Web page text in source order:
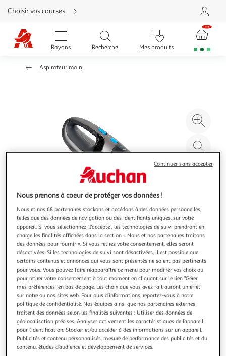
Aller
directement
au
contenu
Aller
directement
Aller
Choisir vos courses
Rayons Recherche Mes produits
Aspirateur main
à
à
Illustration
précédente
Illustration
suivante
4.4 (270)
ESSENTIEL B
Aspirateur main eam 143 liquid & dust
Largeur produit (cm) : 16.60 Poids : De 1 kg à 2 kg Puissance
: Puissant (14,4V) Rangement mural : Oui
En savoir +
Vendu par Boulanger
Nous prenons à coeur de protéger vos données !
Nous et nos 68 partenaires stockons et accédons à des données personnelles,
telles que des données de navigation ou des identifiants uniques, sur votre
appareil. Si vous sélectionnez "J'accepte", les technologies de suivi prendront en
charge les finalités affichées dans la section « Nous et nos partenaires traitons
des données pour fournir ». Si vous retirez votre consentement, elles seront
désactivées. Si les technologies de suivi sont désactivées, il est possible que
certains contenus et annonces qui vous sont présentés ne soient pas pertinents
pour vous. Vous pouvez faire réapparaître ce menu pour modifier vos choix ou
pour retirer votre consentement à tout moment en cliquant sur le lien "Gérer
mes préférences" en bas de page. Les choix que vous avez fait auront un effet
sur notre ou nos sites web. Pour plus d’informations, reportez-vous à notre
politique de confidentialité. Nos équipes ainsi que nos partenaires externes
traitent des données selon les finalités suivantes : Utiliser des données de
géolocalisation précises. Analyser activement les caractéristiques de l’appareil
pour l’identification. Stocker et/ou accéder à des informations sur un appareil.
Publicités et contenu personnalisés, mesure de performance des publicités et du
contenu, études d’audience et développement de services.
Continuer sans accepter